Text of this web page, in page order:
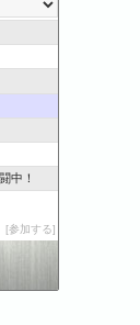
中！
参加する